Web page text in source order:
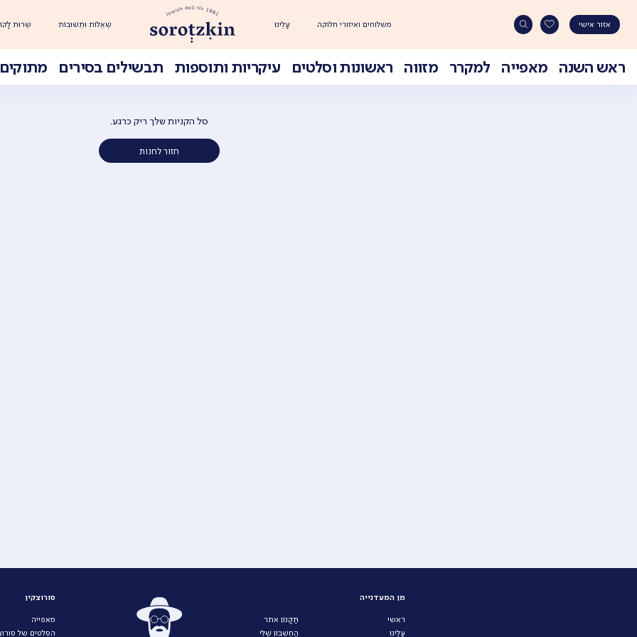
אזור אישי משלוחים ואיזורי חלוקה עָלֵינוּ שְׁאֵלוֹת וּתְשׁוּבוֹת שֵׁרוּת
ראש השנה מאפייה למקרר מזווה ראשונות וסלטים עיקריות ותוספות תבשילים בסירים מתוקים
סל הקניות שלך ריק כרגע.
חזור לחנות
מן המעדנייה
ראשי
עָלֵינוּ
תַּקָּנוֹן אתר
הַחֶשְׁבּוֹן שֶׁלִּי
סורוצקין
מאפייה
הסלטים של